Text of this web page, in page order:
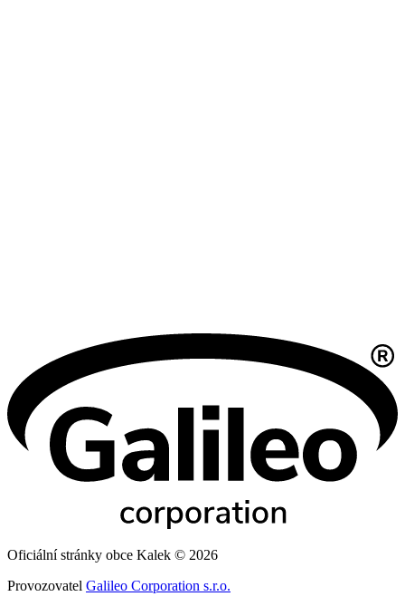
Oficiální stránky obce Kalek © 2026
Provozovatel Galileo Corporation s.r.o.